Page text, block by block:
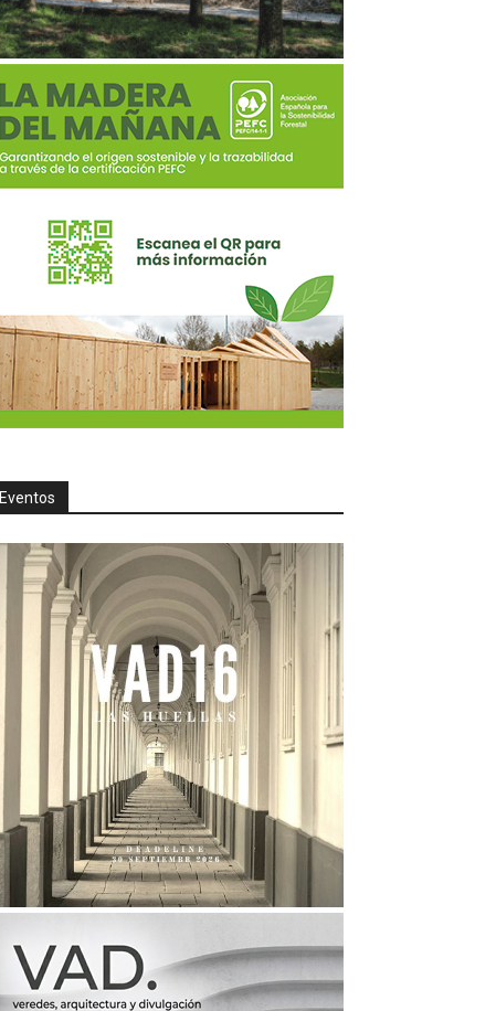
Eventos